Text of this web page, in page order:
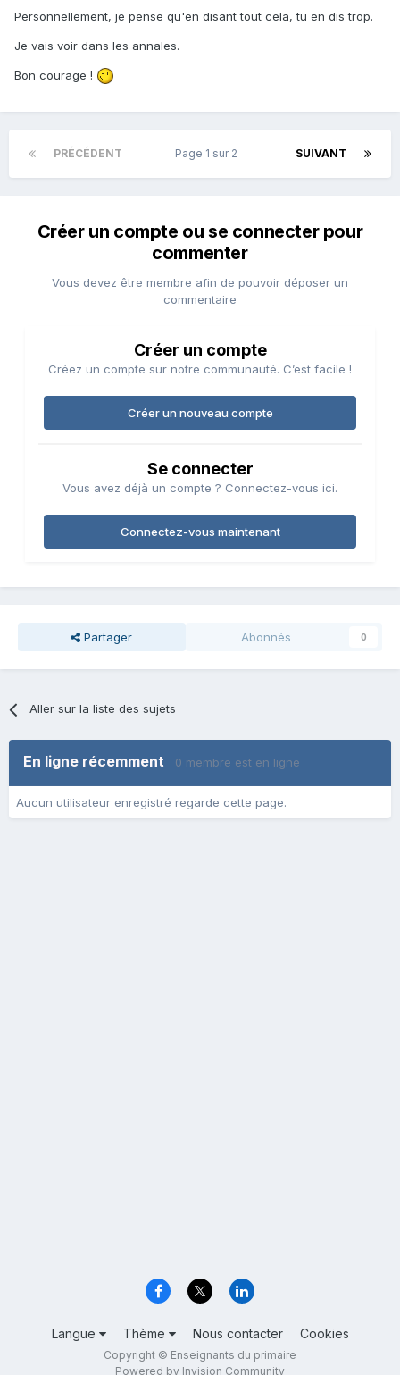
Personnellement, je pense qu'en disant tout cela, tu en dis trop.
Je vais voir dans les annales.
Bon courage !
PRÉCÉDENT SUIVANT
Page 1 sur 2
Créer un compte ou se connecter pour
commenter
Vous devez être membre afin de pouvoir déposer un
commentaire
Créer un compte
Créez un compte sur notre communauté. C’est facile !
Créer un nouveau compte
Se connecter
Vous avez déjà un compte ? Connectez-vous ici.
Connectez-vous maintenant
Partager Abonnés 0
Aller sur la liste des sujets
En ligne récemment 0 membre est en ligne
Aucun utilisateur enregistré regarde cette page.
Langue Thème Nous contacter Cookies
Copyright © Enseignants du primaire
Powered by Invision Community